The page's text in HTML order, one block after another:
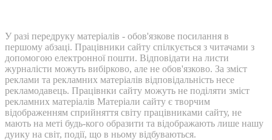
У разі передруку матеріалів - обов'язкове посилання в
першому абзаці. Працівники сайту спілкується з читачами з
допомогою електронної пошти. Відповідати на листи
журналісти можуть вибірково, але не обов'язково. За зміст
реклами та рекламних матеріалів відповідальність несе
рекламодавець. Працівнки сайту можуть не поділяти зміст
рекламних матеріалів Матеріали сайту є творчим
відображенням сприйняття світу працівниками сайту, не
мають на меті будь-кого образити та відображають лише нашу
дуику на світ, події, що в ньому відбуваються.